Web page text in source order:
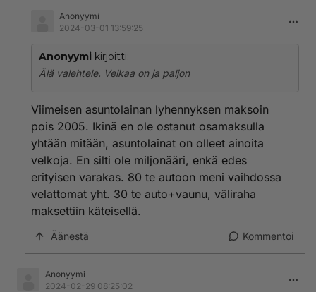
Anonyymi
2024-03-01 13:59:25
Anonyymi kirjoitti:
Älä valehtele. Velkaa on ja paljon
Viimeisen asuntolainan lyhennyksen maksoin
pois 2005. Ikinä en ole ostanut osamaksulla
yhtään mitään, asuntolainat on olleet ainoita
velkoja. En silti ole miljonääri, enkä edes
erityisen varakas. 80 te autoon meni vaihdossa
velattomat yht. 30 te auto+vaunu, väliraha
maksettiin käteisellä.
Äänestä Kommentoi
Anonyymi
2024-02-29 08:25:02